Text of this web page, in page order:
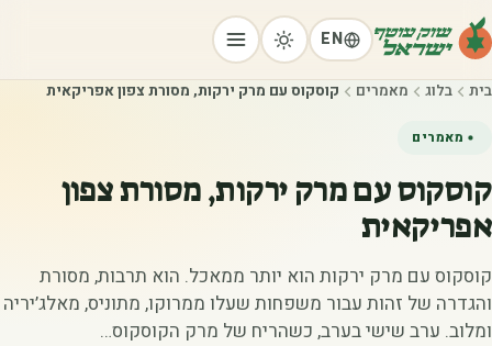
EN
בית בלוג מאמרים קוסקוס עם מרק ירקות, מסורת צפון אפריקאית
מאמרים
קוסקוס עם מרק ירקות, מסורת צפון
אפריקאית
קוסקוס עם מרק ירקות הוא יותר ממאכל. הוא תרבות, מסורת
והגדרה של זהות עבור משפחות שעלו ממרוקו, מתוניס, מאלג’יריה
ומלוב. ערב שישי בערב, כשהריח של מרק הקוסקוס…